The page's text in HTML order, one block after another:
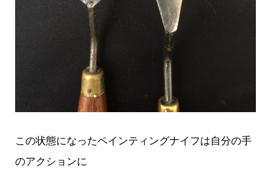
この状態になったペインティングナイフは自分の手
のアクションに